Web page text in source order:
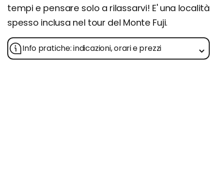
tempi e pensare solo a rilassarvi! E' una località
spesso inclusa nel tour del Monte Fuji.
Info pratiche: indicazioni, orari e prezzi